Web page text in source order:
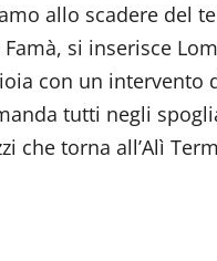
allo scadere del
si inserisce
con un intervento
tutti negli
che torna all’Alì